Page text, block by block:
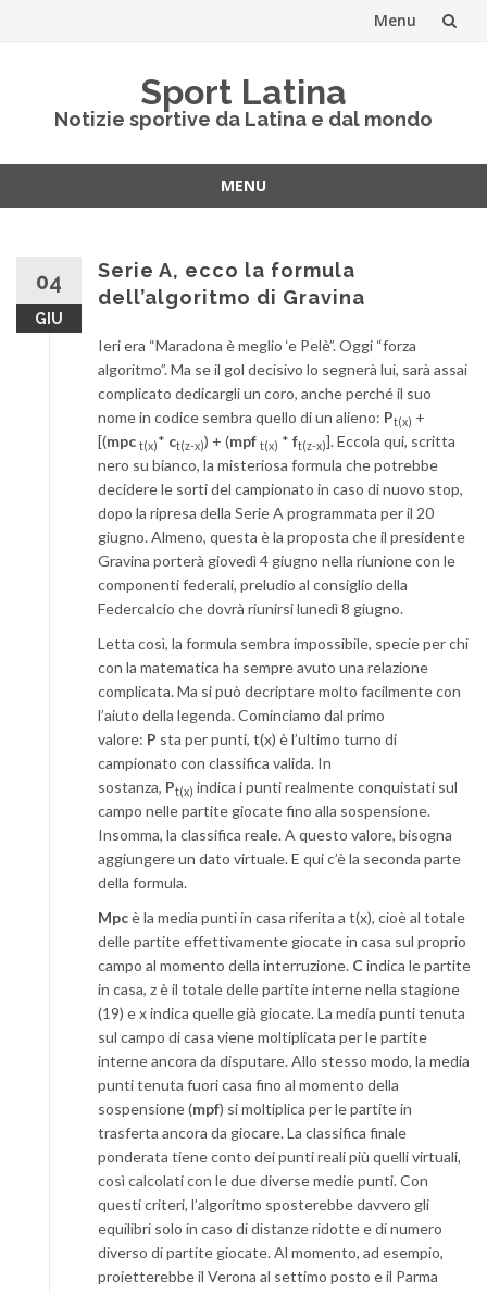
Menu
Sport Latina
Notizie sportive da Latina e dal mondo
MENU
04
GIU
Serie A, ecco la formula
dell’algoritmo di Gravina
Ieri era “Maradona è meglio ‘e Pelè”. Oggi “forza
algoritmo”. Ma se il gol decisivo lo segnerà lui, sarà assai
complicato dedicargli un coro, anche perché il suo
nome in codice sembra quello di un alieno: Pt(x) +
[(mpc t(x)* ct(z-x)) + (mpf t(x) * ft(z-x)]. Eccola qui, scritta
nero su bianco, la misteriosa formula che potrebbe
decidere le sorti del campionato in caso di nuovo stop,
dopo la ripresa della Serie A programmata per il 20
giugno. Almeno, questa è la proposta che il presidente
Gravina porterà giovedì 4 giugno nella riunione con le
componenti federali, preludio al consiglio della
Federcalcio che dovrà riunirsi lunedì 8 giugno.
Letta così, la formula sembra impossibile, specie per chi
con la matematica ha sempre avuto una relazione
complicata. Ma si può decriptare molto facilmente con
l’aiuto della legenda. Cominciamo dal primo
valore: P sta per punti, t(x) è l’ultimo turno di
campionato con classifica valida. In
sostanza, Pt(x) indica i punti realmente conquistati sul
campo nelle partite giocate fino alla sospensione.
Insomma, la classifica reale. A questo valore, bisogna
aggiungere un dato virtuale. E qui c’è la seconda parte
della formula.
Mpcè la media punti in casa riferita a t(x), cioè al totale
delle partite effettivamente giocate in casa sul proprio
campo al momento della interruzione. Cindica le partite
in casa, z è il totale delle partite interne nella stagione
(19) e x indica quelle già giocate. La media punti tenuta
sul campo di casa viene moltiplicata per le partite
interne ancora da disputare. Allo stesso modo, la media
punti tenuta fuori casa fino al momento della
sospensione (mpf) si moltiplica per le partite in
trasferta ancora da giocare. La classifica finale
ponderata tiene conto dei punti reali più quelli virtuali,
così calcolati con le due diverse medie punti. Con
questi criteri, l’algoritmo sposterebbe davvero gli
equilibri solo in caso di distanze ridotte e di numero
diverso di partite giocate. Al momento, ad esempio,
proietterebbe il Verona al settimo posto e il Parma